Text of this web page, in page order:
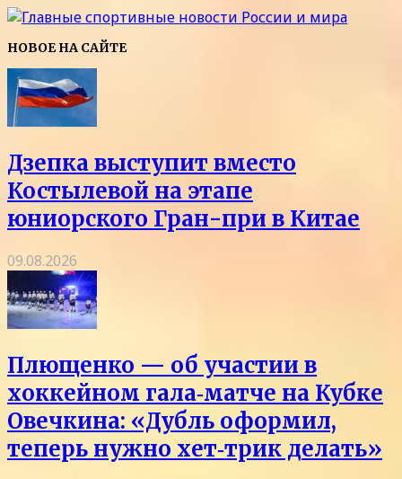
НОВОЕ НА САЙТЕ
Дзепка выступит вместо
Костылевой на этапе
юниорского Гран-при в Китае
09.08.2026
Плющенко — об участии в
хоккейном гала‑матче на Кубке
Овечкина: «Дубль оформил,
теперь нужно хет‑трик делать»